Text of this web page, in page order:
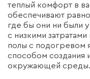
теплый комфорт в
обеспечивают
где бы они ни были
с низкими
полы с подогревом
способом создания
окружающей среды.